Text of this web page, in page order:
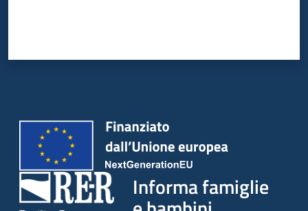
Informa famiglie